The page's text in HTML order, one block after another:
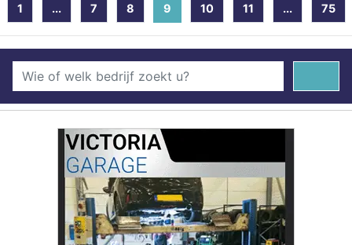
1 ... 7 8 9 (current)
10 11 ... 75